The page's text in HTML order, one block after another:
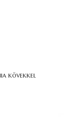
kövekkel